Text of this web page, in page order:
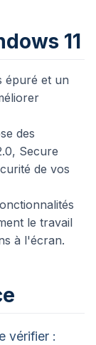
11
épuré et un
des
Secure
de vos
le travail
à l'écran.
vérifier :